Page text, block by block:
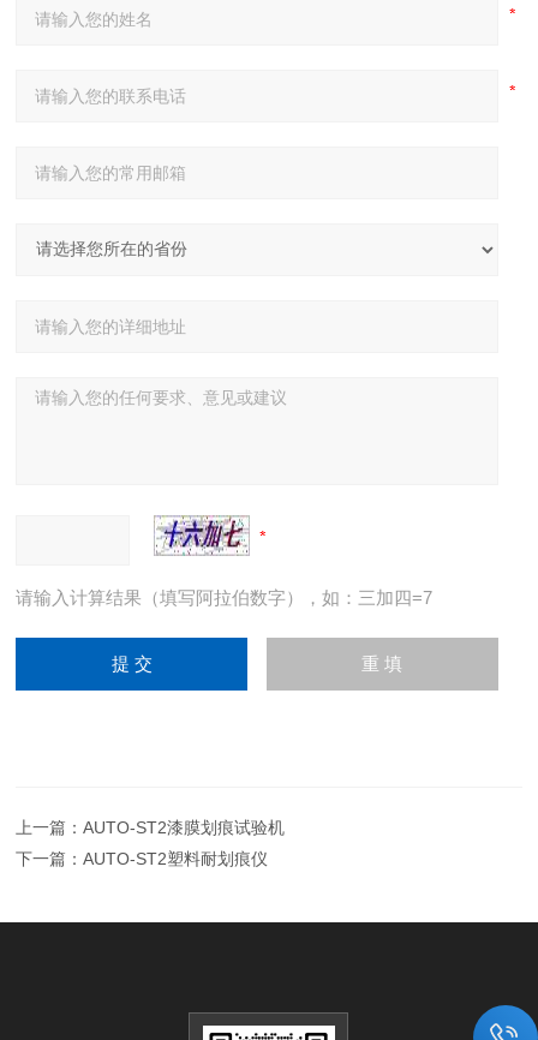
请输入计算结果（填写阿拉伯数字），如：三加四=7
上一篇：AUTO-ST2漆膜划痕试验机
下一篇：AUTO-ST2塑料耐划痕仪